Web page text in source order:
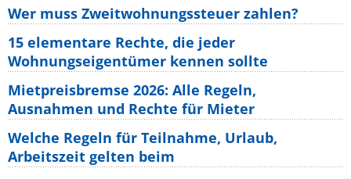
Wer muss Zweitwohnungssteuer zahlen?
15 elementare Rechte, die jeder
Wohnungseigentümer kennen sollte
Mietpreisbremse 2026: Alle Regeln,
Ausnahmen und Rechte für Mieter
Welche Regeln für Teilnahme, Urlaub,
Arbeitszeit gelten beim